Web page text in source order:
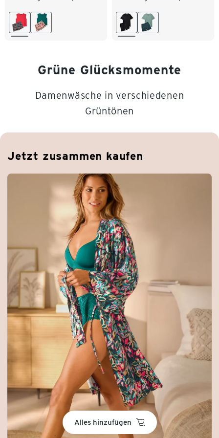
M 40/42 L 52/54
Grüne Glücksmomente
Damenwäsche in verschiedenen
Grüntönen
Jetzt zusammen kaufen
Alles hinzufügen basket